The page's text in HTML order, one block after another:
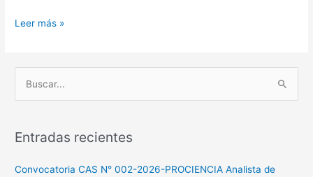
Leer más »
c
Entradas recientes
Convocatoria CAS N° 002-2026-PROCIENCIA Analista de